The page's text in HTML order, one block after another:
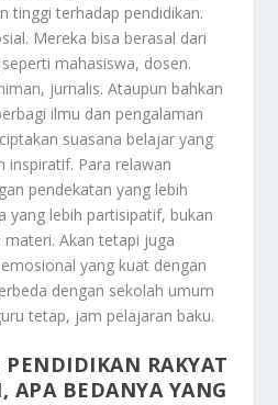
tinggi terhadap pendidikan.
Mereka bisa berasal dari
mahasiswa, dosen.
jurnalis. Ataupun bahkan
ilmu dan pengalaman
suasana belajar yang
inspiratif. Para relawan
pendekatan yang lebih
yang lebih partisipatif, bukan
Akan tetapi juga
yang kuat dengan
dengan sekolah umum
tetap, jam pelajaran baku.
RAKYAT
APA BEDANYA YANG